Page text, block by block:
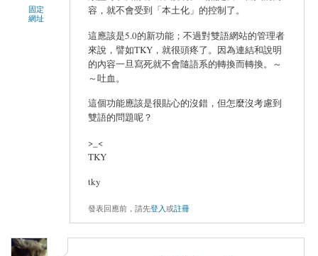
固定
網址
容，就不會受到「本土化」的控制了。
這應該是5.0的新功能；不過對雙語網站的管理者
來說，譬如TKY，就很頭疼了。因為連結和說明
的內容一旦寫死就不會隨語系的轉換而轉換。～
～吐血。
這個功能應該是很貼心的沒錯，但怎麼沒考慮到
雙語的問題呢？
>_<
TKY
tky
發表回應前，請先登入或註冊